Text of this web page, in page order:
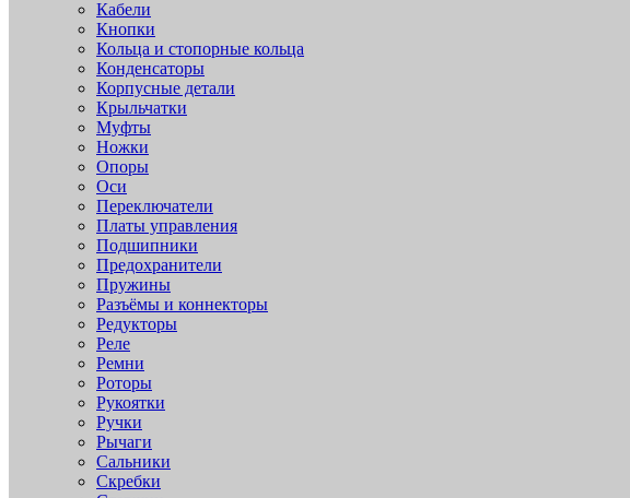
Кабели
Кнопки
Кольца и стопорные кольца
Конденсаторы
Корпусные детали
Крыльчатки
Муфты
Ножки
Опоры
Оси
Переключатели
Платы управления
Подшипники
Предохранители
Пружины
Разъёмы и коннекторы
Редукторы
Реле
Ремни
Роторы
Рукоятки
Ручки
Рычаги
Сальники
Скребки